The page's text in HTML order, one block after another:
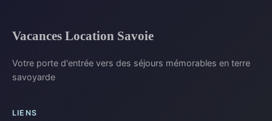
Vacances Location Savoie
Votre porte d'entrée vers des séjours mémorables en terre
savoyarde
LIENS